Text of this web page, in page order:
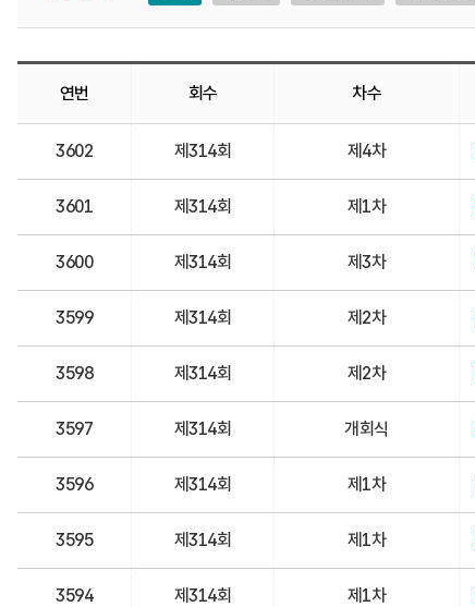
연번 회수 차수
3602 제314회 제4차
3601 제314회 제1차
3600 제314회 제3차
3599 제314회 제2차
3598 제314회 제2차
3597 제314회 개회식
3596 제314회 제1차
3595 제314회 제1차
3594 제314회 제1차